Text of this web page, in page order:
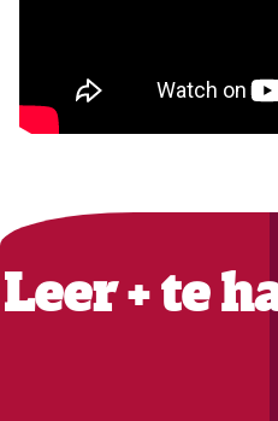
Primary
Sidebar
Leer + te